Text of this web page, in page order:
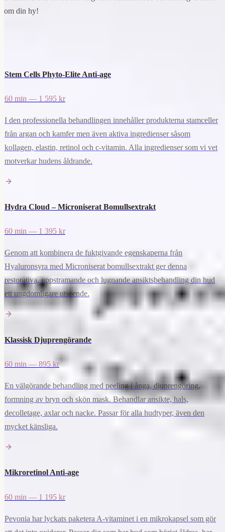
om din hy!
Stem Cells Phyto-Elite Anti-age
60 min — 1 595 kr
I den professionella behandlingen innehåller produkterna stamceller
från argan och kamfer men även aktiva ingredienser såsom
kollagen, elastin, retinol och c-vitamin. Alla ingredienser som vi vet
motverkar hudens åldrande.
Hydra Cloud – Microniserat Bomullsextrakt
60 min — 1 395 kr
Genom att kombinera de fuktgivande egenskaperna från
Hyaluronsyra med Microniserat bomullsextrakt ger denna
restorativa, uppstramande och lugnande ansiktsbehandling din hud
ett ungdomligare utseende.
Klassisk Djuprengörande
60 min — 895 kr
En välgörande behandling med peeling i ånga, djuprengöring,
formning av bryn och skön mask. Behandlar ansikte, hals,
decolletage, axlar och nacke. Passar för alla hudtyper, även den
mycket känsliga.
Mikroretinol Anti-age
60 min — 1 195 kr
Pevonia har lyckats paketera A-vitaminet i en mikrokapsel som gör